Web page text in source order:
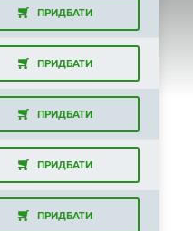
ПРИДБАТИ
ПРИДБАТИ
ПРИДБАТИ
ПРИДБАТИ
ПРИДБАТИ